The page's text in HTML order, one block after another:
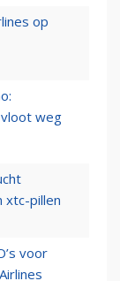
op
weg
xtc-pillen
voor